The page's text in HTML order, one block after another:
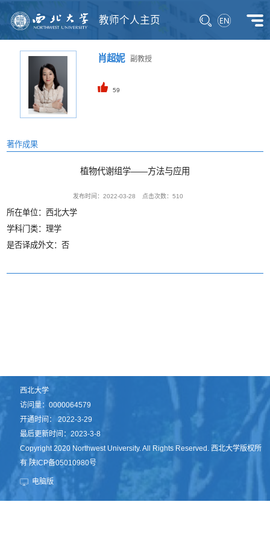
教师个人主页
肖超妮副教授
59
著作成果
植物代谢组学——方法与应用
发布时间：2022-03-28 点击次数：510
所在单位：西北大学
学科门类：理学
是否译成外文：否
西北大学
访问量：0000064579
开通时间：2022-3-29
最后更新时间：2023-3-8
Copyright 2020 Northwest University. All Rights Reserved. 西北大学版权所
有 陕ICP备05010980号
电脑版